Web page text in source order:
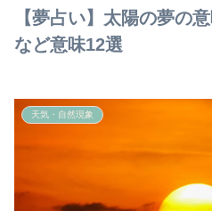
【夢占い】太陽の夢の
など意味12選
天気・自然現象